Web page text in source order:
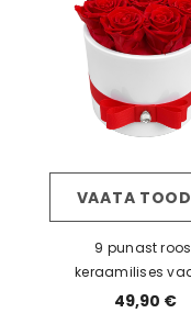
VAATA
9 punast
keraamilises
49,90 €